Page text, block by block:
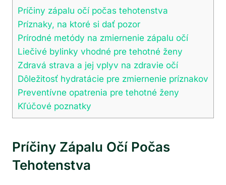
Príčiny zápalu očí počas tehotenstva
Príznaky, ‍na ktoré si dať pozor
Prírodné metódy na⁢ zmiernenie zápalu ⁤očí
Liečivé⁢ bylinky vhodné pre tehotné ženy
Zdravá strava‌ a jej​ vplyv⁣ na zdravie očí
Dôležitosť ⁤hydratácie ⁤pre zmiernenie príznakov
Preventívne opatrenia pre tehotné ‌ženy
Kľúčové​ poznatky
Príčiny Zápalu Očí Počas
Tehotenstva